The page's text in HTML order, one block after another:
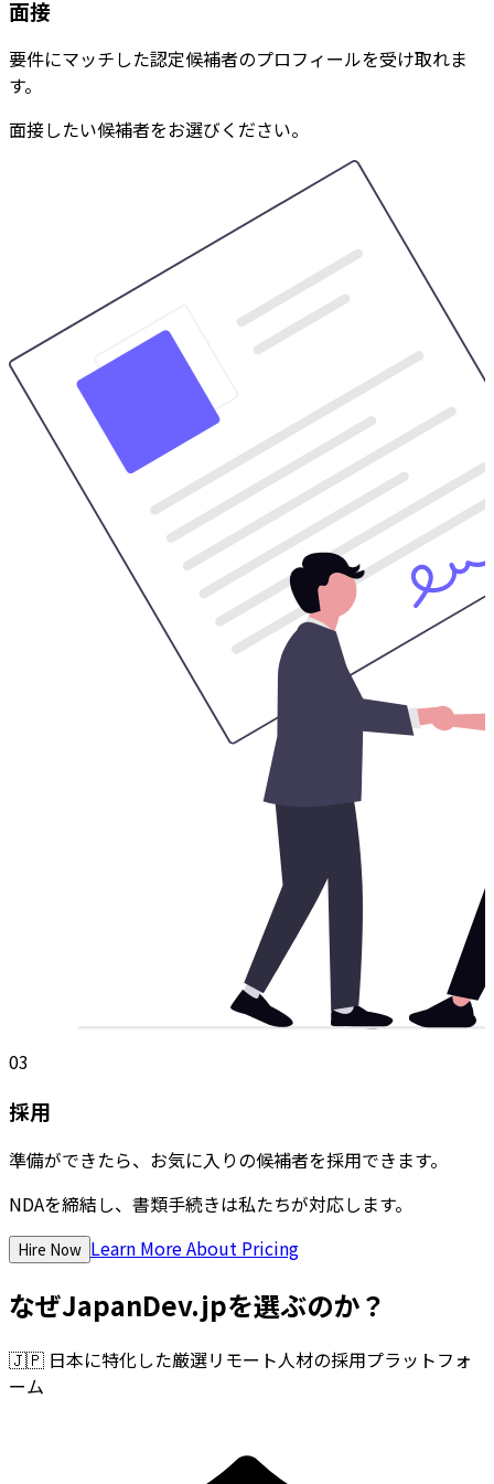
面接
要件にマッチした認定候補者のプロフィールを受け取れま
す。
面接したい候補者をお選びください。
03
採用
準備ができたら、お気に入りの候補者を採用できます。
NDAを締結し、書類手続きは私たちが対応します。
Hire Now Learn More About Pricing
なぜJapanDev.jpを選ぶのか？
🇯🇵 日本に特化した厳選リモート人材の採用プラットフォ
ーム